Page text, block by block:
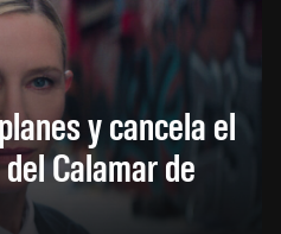
y cancela el
Calamar de